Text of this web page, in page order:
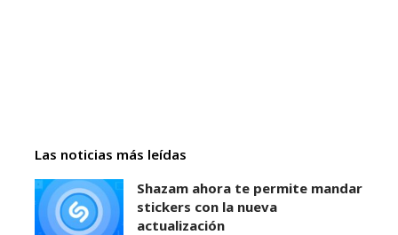
Las noticias más leídas
Shazam ahora te permite mandar
stickers con la nueva
actualización